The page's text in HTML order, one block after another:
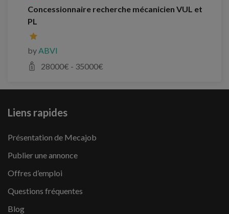
Concessionnaire recherche mécanicien VUL et
PL
byABVI
28000€ - 35000€
Liens rapides
Présentation de Mecajob
Publier une annonce
Offres d’emploi
Questions fréquentes
Blog